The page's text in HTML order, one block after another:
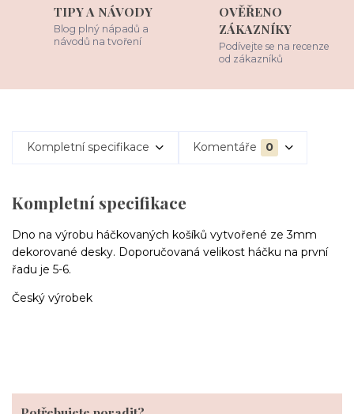
TIPY A NÁVODY
Blog plný nápadů a
návodů na tvoření
OVĚŘENO
ZÁKAZNÍKY
Podívejte se na recenze
od zákazníků
Kompletní specifikace Komentáře 0
Kompletní specifikace
Dno na výrobu háčkovaných košíků vytvořené ze 3mm
dekorované desky. Doporučovaná velikost háčku na první
řadu je 5-6.
Český výrobek